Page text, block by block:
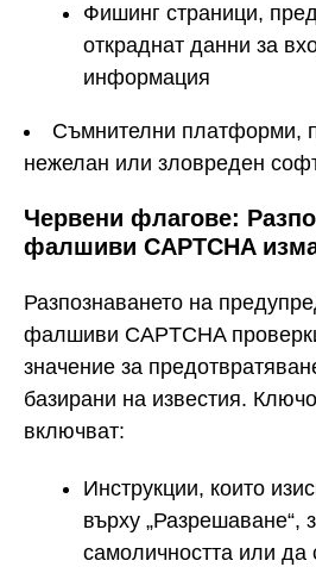
Фишинг страници,
откраднат данни за
информация
Съмнителни платформи,
нежелан или зловреден
Червени флагове:
фалшиви CAPTCHA
Разпознаването на
фалшиви CAPTCHA
значение за
базирани на известия.
включват:
Инструкции, които
върху „Разрешаване“,
самоличността или